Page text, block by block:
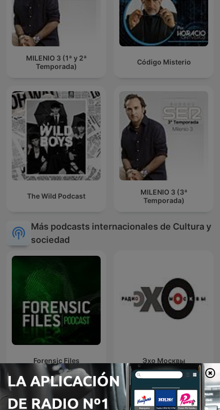
MILENIO 3 (1ª y 2ª
Temporada)
Código Misterio
The Wild Podcast
MILENIO 3 (3ª
Temporada)
Más podcasts internacionales de Cultura y
sociedad
Forensic Files Эхо Москвы